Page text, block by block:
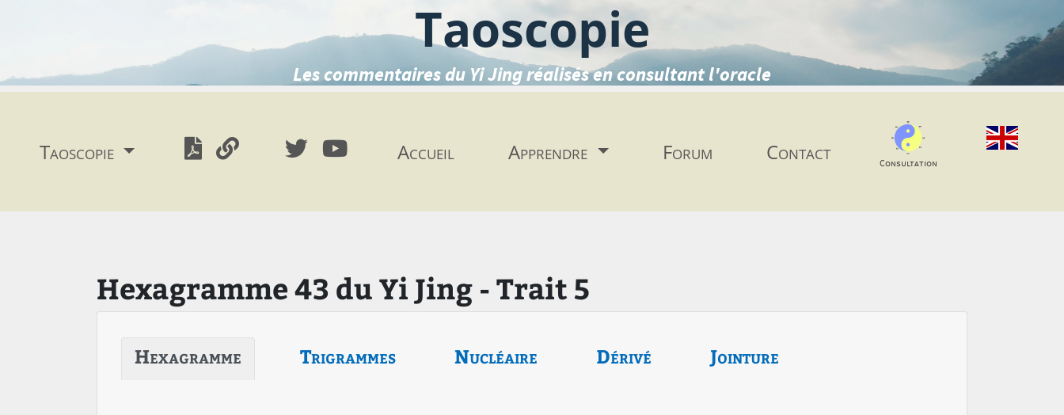
Taoscopie
Les commentaires du Yi Jing réalisés en consultant l'oracle
Taoscopie Accueil Apprendre Forum Contact Consultation
Hexagramme 43 du Yi Jing - Trait 5
Hexagramme Trigrammes Nucléaire Dérivé Jointure